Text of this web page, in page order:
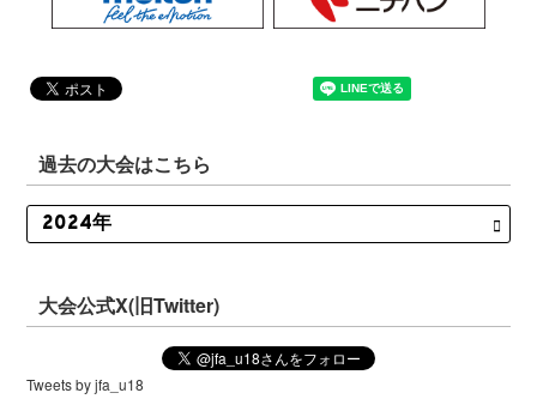
過去の大会はこちら
大会公式X(旧Twitter)
Tweets by jfa_u18